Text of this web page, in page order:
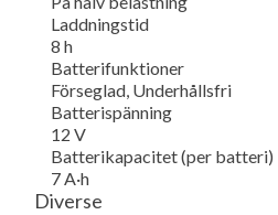
Laddningstid
8 h
Batterifunktioner
Förseglad, Underhållsfri
Batterispänning
12 V
Batterikapacitet (per batteri)
7 A·h
Diverse